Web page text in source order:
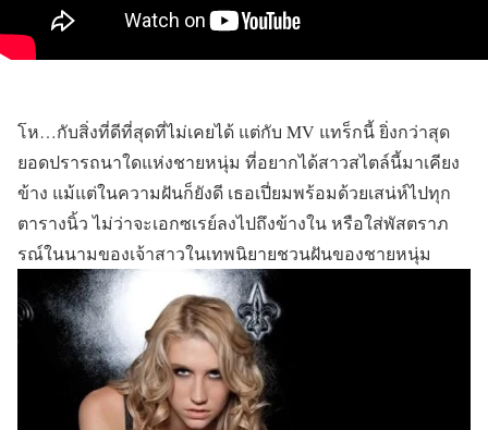
โห…กับสิ่งที่ดีที่สุดที่ไม่เคยได้ แต่กับ MV แทร็กนี้ ยิ่งกว่าสุด
ยอดปรารถนาใดแห่งชายหนุ่ม ที่อยากได้สาวสไตล์นี้มาเคียง
ข้าง แม้แต่ในความฝันก็ยังดี เธอเปี่ยมพร้อมด้วยเสน่ห์ไปทุก
ตารางนิ้ว ไม่ว่าจะเอกซเรย์ลงไปถึงข้างใน หรือใส่พัสตราภ
รณ์ในนามของเจ้าสาวในเทพนิยายชวนฝันของชายหนุ่ม